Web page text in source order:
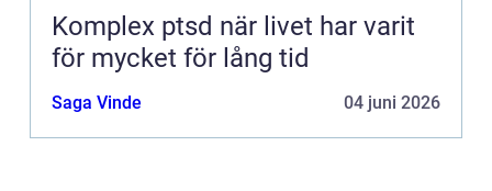
Komplex ptsd när livet har varit
för mycket för lång tid
Saga Vinde 04 juni 2026